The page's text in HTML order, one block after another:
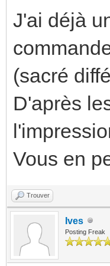
J'ai déjà
(sacré
D'après
Vous en
Trouver
Ives
Posting Freak